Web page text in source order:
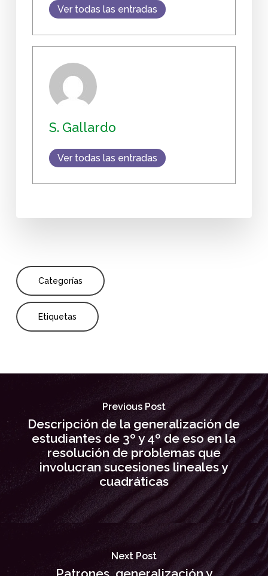
Ver todas las entradas
S. Gallardo
Ver todas las entradas
Categorías
Etiquetas
Previous Post
Descripción de la generalización de
estudiantes de 3º y 4º de eso en la
resolución de problemas que
involucran sucesiones lineales y
cuadráticas
Next Post